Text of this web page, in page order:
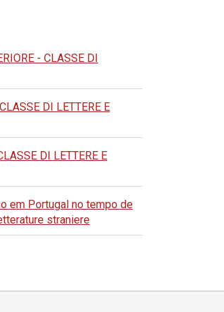
- CLASSE DI
DI LETTERE E
DI LETTERE E
em Portugal no tempo de
straniere